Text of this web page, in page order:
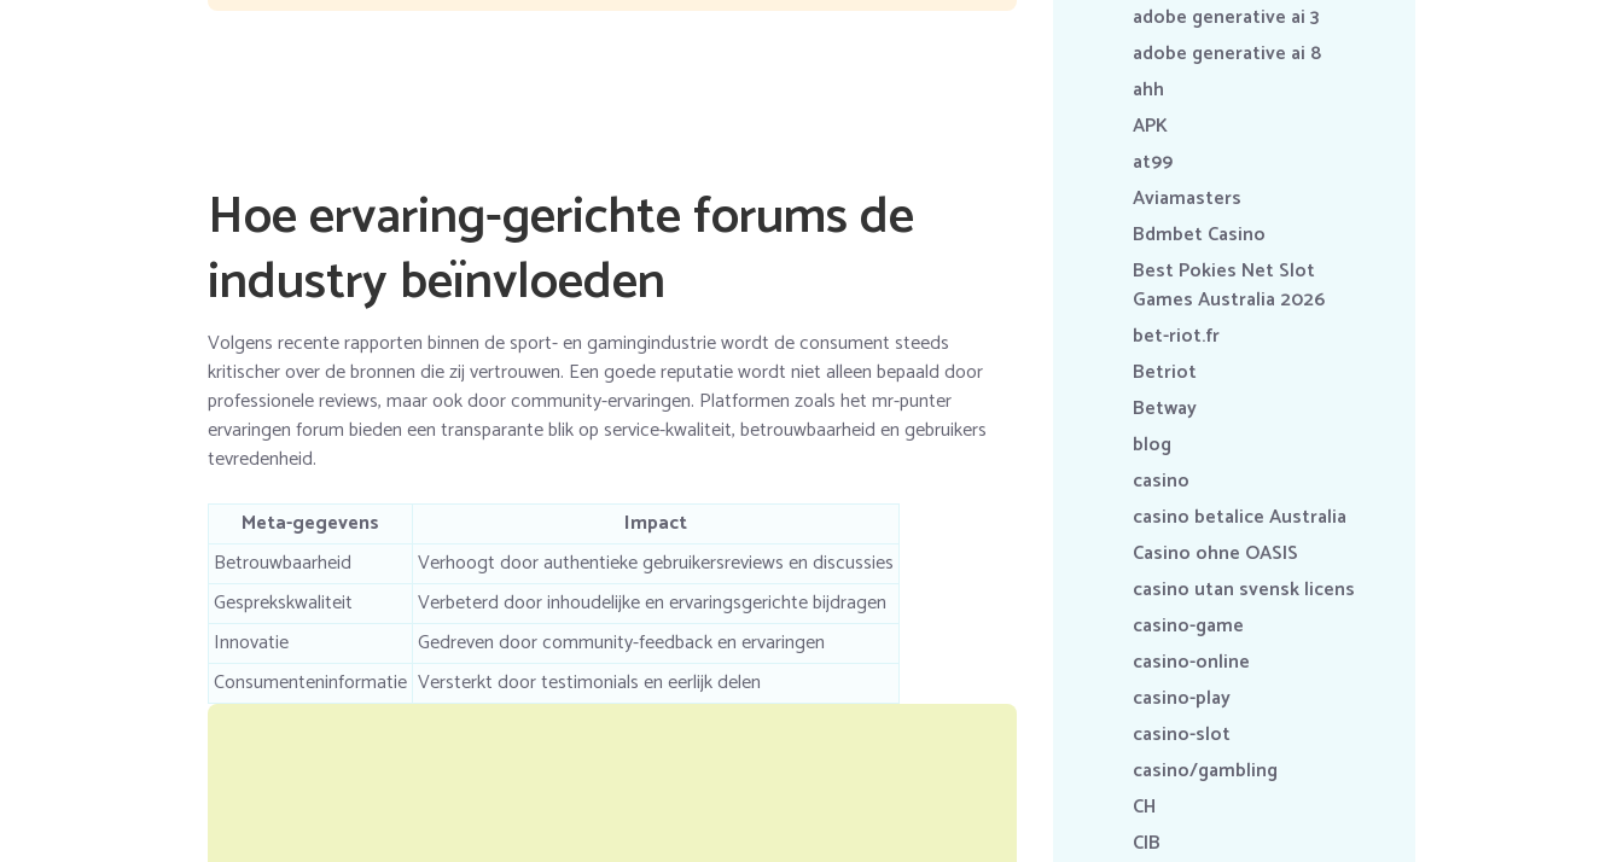
Hoe ervaring-gerichte forums de
industry beïnvloeden
Volgens recente rapporten binnen de sport- en gamingindustrie wordt de consument steeds
kritischer over de bronnen die zij vertrouwen. Een goede reputatie wordt niet alleen bepaald door
professionele reviews, maar ook door community-ervaringen. Platformen zoals het mr-punter
ervaringen forum bieden een transparante blik op service-kwaliteit, betrouwbaarheid en gebruikers
tevredenheid.
Meta-gegevens
Impact
Betrouwbaarheid
Verhoogt door authentieke gebruikersreviews en discussies
Gesprekskwaliteit
Verbeterd door inhoudelijke en ervaringsgerichte bijdragen
Innovatie
Gedreven door community-feedback en ervaringen
Consumenteninformatie Versterkt door testimonials en eerlijk delen
adobe generative ai 3
adobe generative ai 8
ahh
APK
at99
Aviamasters
Bdmbet Casino
Best Pokies Net Slot
Games Australia 2026
bet-riot.fr
Betriot
Betway
blog
casino
casino betalice Australia
Casino ohne OASIS
casino utan svensk licens
casino-game
casino-online
casino-play
casino-slot
casino/gambling
CH
CIB